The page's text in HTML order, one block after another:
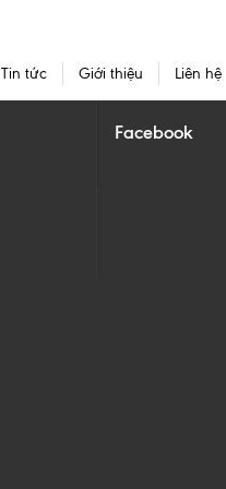
Tin tức Giới thiệu Liên hệ
Facebook